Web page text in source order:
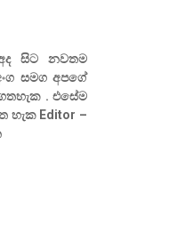
සිට නවතම
සමග අපගේ
. එසේම
හැක Editor –